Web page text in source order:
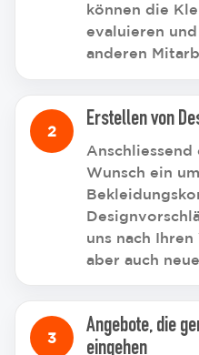
können die
evaluieren
anderen
Erstellen von
Wunsch ein
uns nach
aber auch
Angebote, die
eingehen